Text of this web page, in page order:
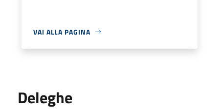
VAI ALLA PAGINA
Deleghe